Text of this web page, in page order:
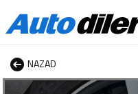
NAZAD